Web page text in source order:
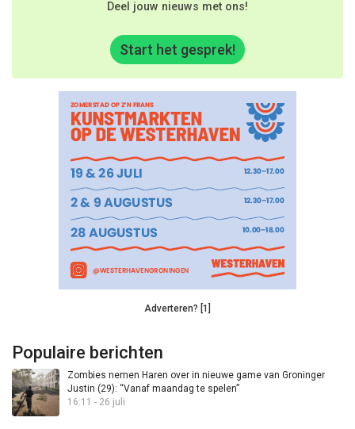
Deel jouw nieuws met ons!
Start het gesprek!
Adverteren? [1]
Populaire berichten
Zombies nemen Haren over in nieuwe game van Groninger
Justin (29): “Vanaf maandag te spelen”
16:11 - 26 juli